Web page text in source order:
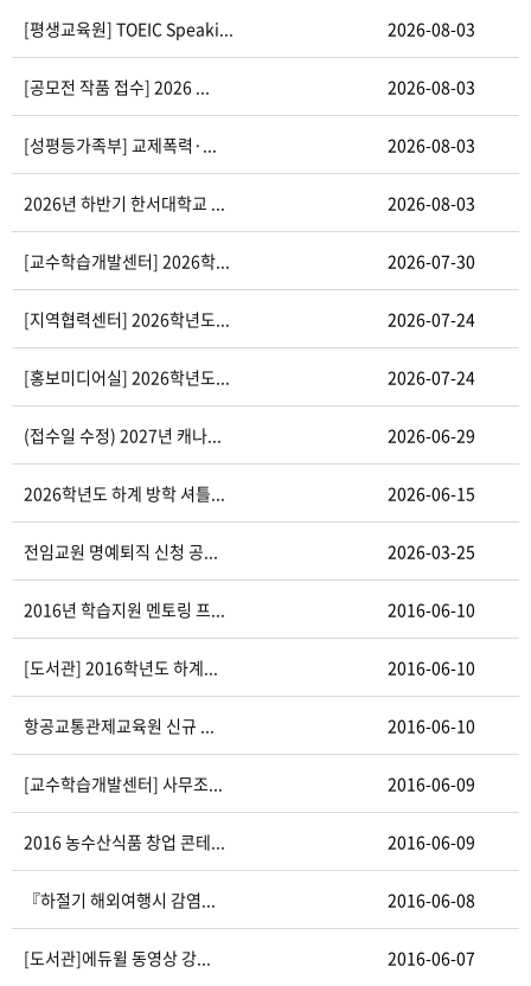
[평생교육원] TOEIC Speaki... 2026-08-03
[공모전 작품 접수] 2026 ... 2026-08-03
[성평등가족부] 교제폭력·... 2026-08-03
2026년 하반기 한서대학교 ... 2026-08-03
[교수학습개발센터] 2026학... 2026-07-30
[지역협력센터] 2026학년도... 2026-07-24
[홍보미디어실] 2026학년도... 2026-07-24
(접수일 수정) 2027년 캐나... 2026-06-29
2026학년도 하계 방학 셔틀... 2026-06-15
전임교원 명예퇴직 신청 공... 2026-03-25
2016년 학습지원 멘토링 프... 2016-06-10
[도서관] 2016학년도 하계... 2016-06-10
항공교통관제교육원 신규 ... 2016-06-10
[교수학습개발센터] 사무조... 2016-06-09
2016 농수산식품 창업 콘테... 2016-06-09
『하절기 해외여행시 감염... 2016-06-08
[도서관]에듀윌 동영상 강... 2016-06-07